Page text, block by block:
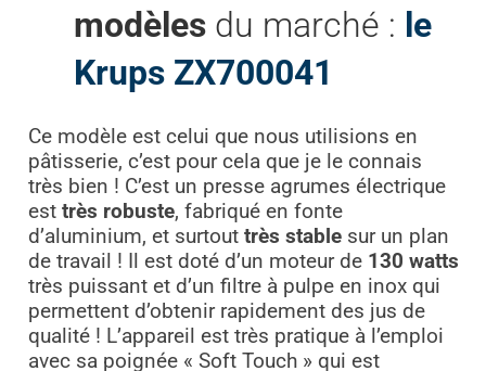
modèles du marché : le
Krups ZX700041
Ce modèle est celui que nous utilisions en
pâtisserie, c’est pour cela que je le connais
très bien ! C’est un presse agrumes électrique
est très robuste, fabriqué en fonte
d’aluminium, et surtout très stablesur un plan
de travail ! Il est doté d’un moteur de 130 watts
très puissant et d’un filtre à pulpe en inox qui
permettent d’obtenir rapidement des jus de
qualité ! L’appareil est très pratique à l’emploi
avec sa poignée « Soft Touch » qui est